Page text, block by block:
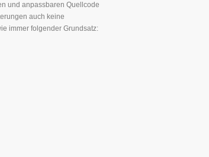
und anpassbaren Quellcode
auch keine
immer folgender Grundsatz: